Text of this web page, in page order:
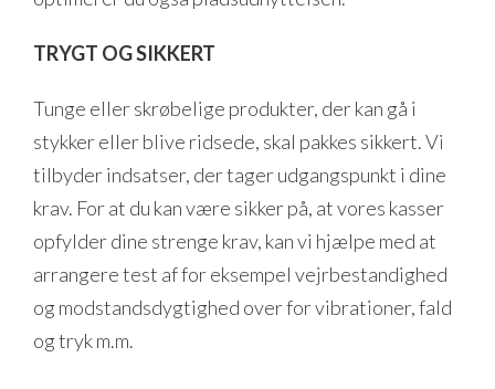
TRYGT OG SIKKERT
Tunge eller skrøbelige produkter, der kan gå i
stykker eller blive ridsede, skal pakkes sikkert. Vi
tilbyder indsatser, der tager udgangspunkt i dine
krav. For at du kan være sikker på, at vores kasser
opfylder dine strenge krav, kan vi hjælpe med at
arrangere test af for eksempel vejrbestandighed
og modstandsdygtighed over for vibrationer, fald
og tryk m.m.